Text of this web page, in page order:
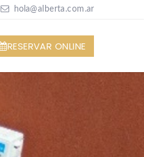
hola@alberta.com .ar
RESERVAR ONLINE